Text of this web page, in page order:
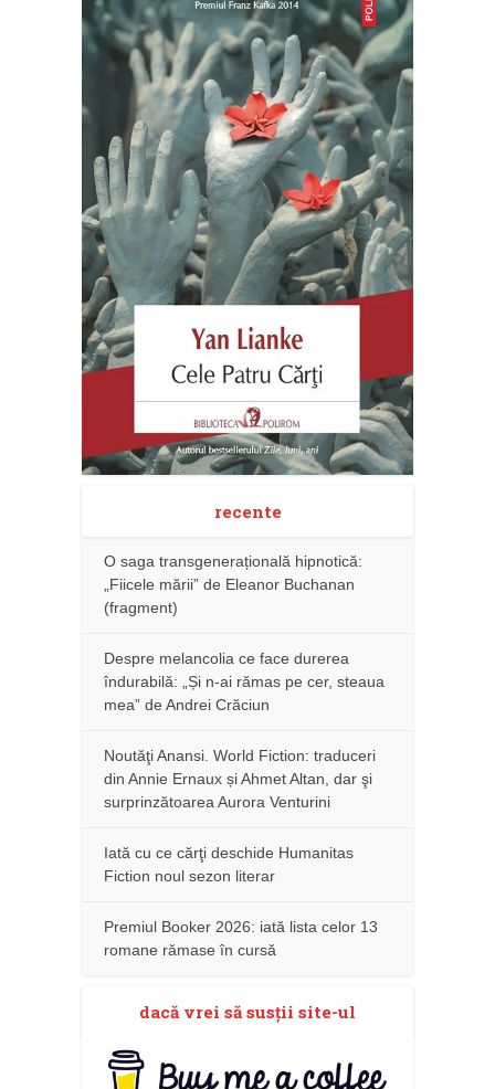
recente
O saga transgenerațională hipnotică:
„Fiicele mării” de Eleanor Buchanan
(fragment)
Despre melancolia ce face durerea
îndurabilă: „Și n-ai rămas pe cer, steaua
mea” de Andrei Crăciun
Noutăţi Anansi. World Fiction: traduceri
din Annie Ernaux și Ahmet Altan, dar şi
surprinzătoarea Aurora Venturini
Iată cu ce cărţi deschide Humanitas
Fiction noul sezon literar
Premiul Booker 2026: iată lista celor 13
romane rămase în cursă
dacă vrei să susţii site-ul